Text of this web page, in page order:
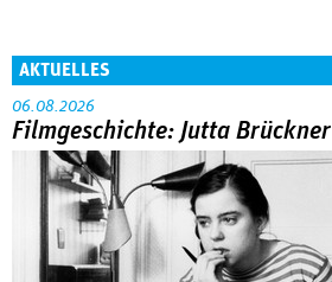
AKTUELLES
06.08.2026
Filmgeschichte: Jutta Brückner